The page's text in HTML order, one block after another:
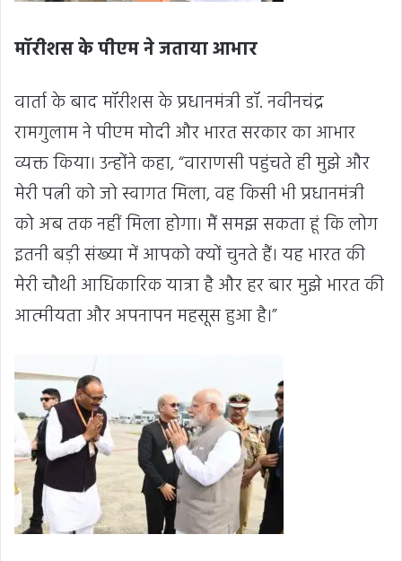
मॉरीशस के पीएम ने जताया आभार
वार्ता के बाद मॉरीशस के प्रधानमंत्री डॉ. नवीनचंद्र
रामगुलाम ने पीएम मोदी और भारत सरकार का आभार
व्यक्त किया। उन्होंने कहा, “वाराणसी पहुंचते ही मुझे और
मेरी पत्नी को जो स्वागत मिला, वह किसी भी प्रधानमंत्री
को अब तक नहीं मिला होगा। मैं समझ सकता हूं कि लोग
इतनी बड़ी संख्या में आपको क्यों चुनते हैं। यह भारत की
मेरी चौथी आधिकारिक यात्रा है और हर बार मुझे भारत की
आत्मीयता और अपनापन महसूस हुआ है।”